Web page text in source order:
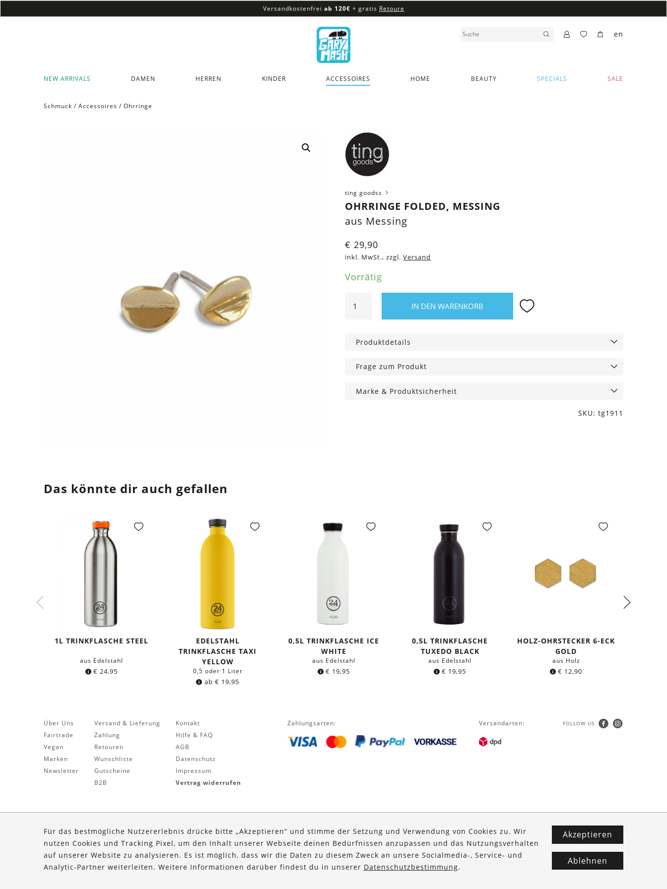
Versandkostenfrei ab 120€ + gratis Retoure
Versandkostenfreiab 120€
NEW ARRIVALS DAMEN HERREN KINDER ACCESSOIRES HOME BEAUTY SPECIALS SALE
en
Schmuck / Accessoires / Ohrringe
ting goodss
OHRRINGE FOLDED, MESSING
aus Messing
€ 29,90
inkl. MwSt., zzgl. Versand
Vorrätig
Folded,
IN DEN WARENKORB
Produktdetails
Frage zum Produkt
Marke & Produktsicherheit
SKU: tg1911
Das könnte dir auch gefallen
1L TRINKFLASCHE STEEL
aus Edelstahl
€ 24,95
EDELSTAHL
TRINKFLASCHE TAXI
YELLOW
0,5 oder 1 Liter
ab € 19,95
0,5L TRINKFLASCHE ICE
WHITE
aus Edelstahl
€ 19,95
0,5L TRINKFLASCHE
TUXEDO BLACK
aus Edelstahl
€ 19,95
HOLZ-OHRSTECKER 6-ECK
GOLD
aus Holz
€ 12,90
Über Uns
Fairtrade
Vegan
Marken
Newsletter
Versand & Lieferung
Zahlung
Retouren
Wunschliste
Gutscheine
B2B
Kontakt
Hilfe & FAQ
AGB
Datenschutz
Impressum
Vertrag widerrufen
Zahlungsarten: Versandarten: FOLLOW US
Für das bestmögliche Nutzererlebnis drücke bitte „Akzeptieren“ und stimme der Setzung und Verwendung von Cookies zu. Wir
nutzen Cookies und Tracking Pixel, um den Inhalt unserer Webseite deinen Bedürfnissen anzupassen und das Nutzungsverhalten
auf unserer Website zu analysieren. Es ist möglich, dass wir die Daten zu diesem Zweck an unsere Socialmedia-, Service- und
Analytic-Partner weiterleiten. Weitere Informationen darüber findest du in unserer Datenschutzbestimmung.
Akzeptieren
Ablehnen